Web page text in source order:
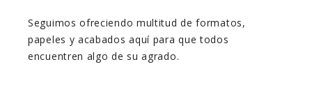
Seguimos ofreciendo multitud de formatos,
papeles y acabados aquí para que todos
encuentren algo de su agrado.